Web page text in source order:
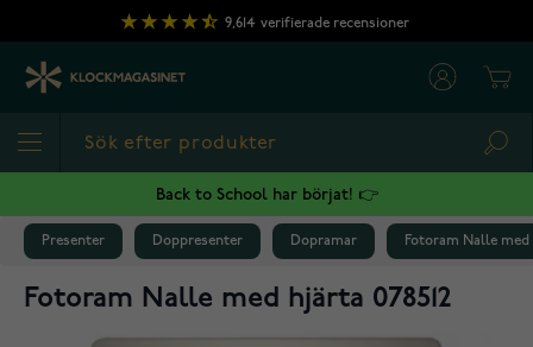
Hoppa till innehållet
9,614 verifierade recensioner
Back to School har börjat! 👉
Presenter Doppresenter Dopramar Fotoram Nalle med
Fotoram Nalle med hjärta 078512